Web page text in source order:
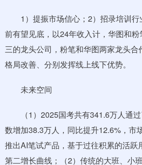
1）提振市场信心；2）招录培训行
前有望见底，以24年收入计，华图和
三的龙头公司，粉笔和华图两家龙头
格局改善、分别发挥线上线下优势。
未来空间
（1）2025国考共有341.6万人通过
数增加38.3万人，同比提升12.6%，市
推出AI笔试产品，基于过往积累的活跃
第二增长曲线；（2）传统的大班、小